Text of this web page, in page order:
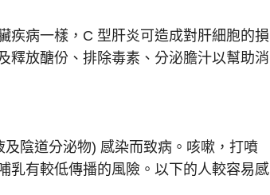
疾病一樣，C 型肝炎可造成對肝細胞的損
釋放醣份、排除毒素、分泌膽汁以幫助消
陰道分泌物) 感染而致病。咳嗽，打噴
乳有較低傳播的風險。以下的人較容易感